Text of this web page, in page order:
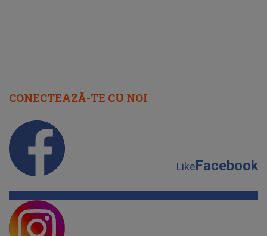
CONECTEAZĂ-TE CU NOI
LikeFacebook